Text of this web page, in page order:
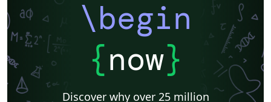
\begin
{now}
Discover why over 25 million